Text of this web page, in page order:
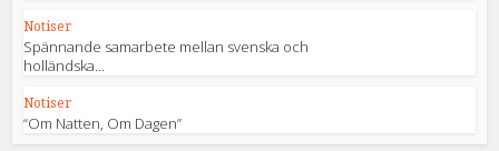
Notiser
Spännande samarbete mellan svenska och
holländska...
Notiser
“Om Natten, Om Dagen”